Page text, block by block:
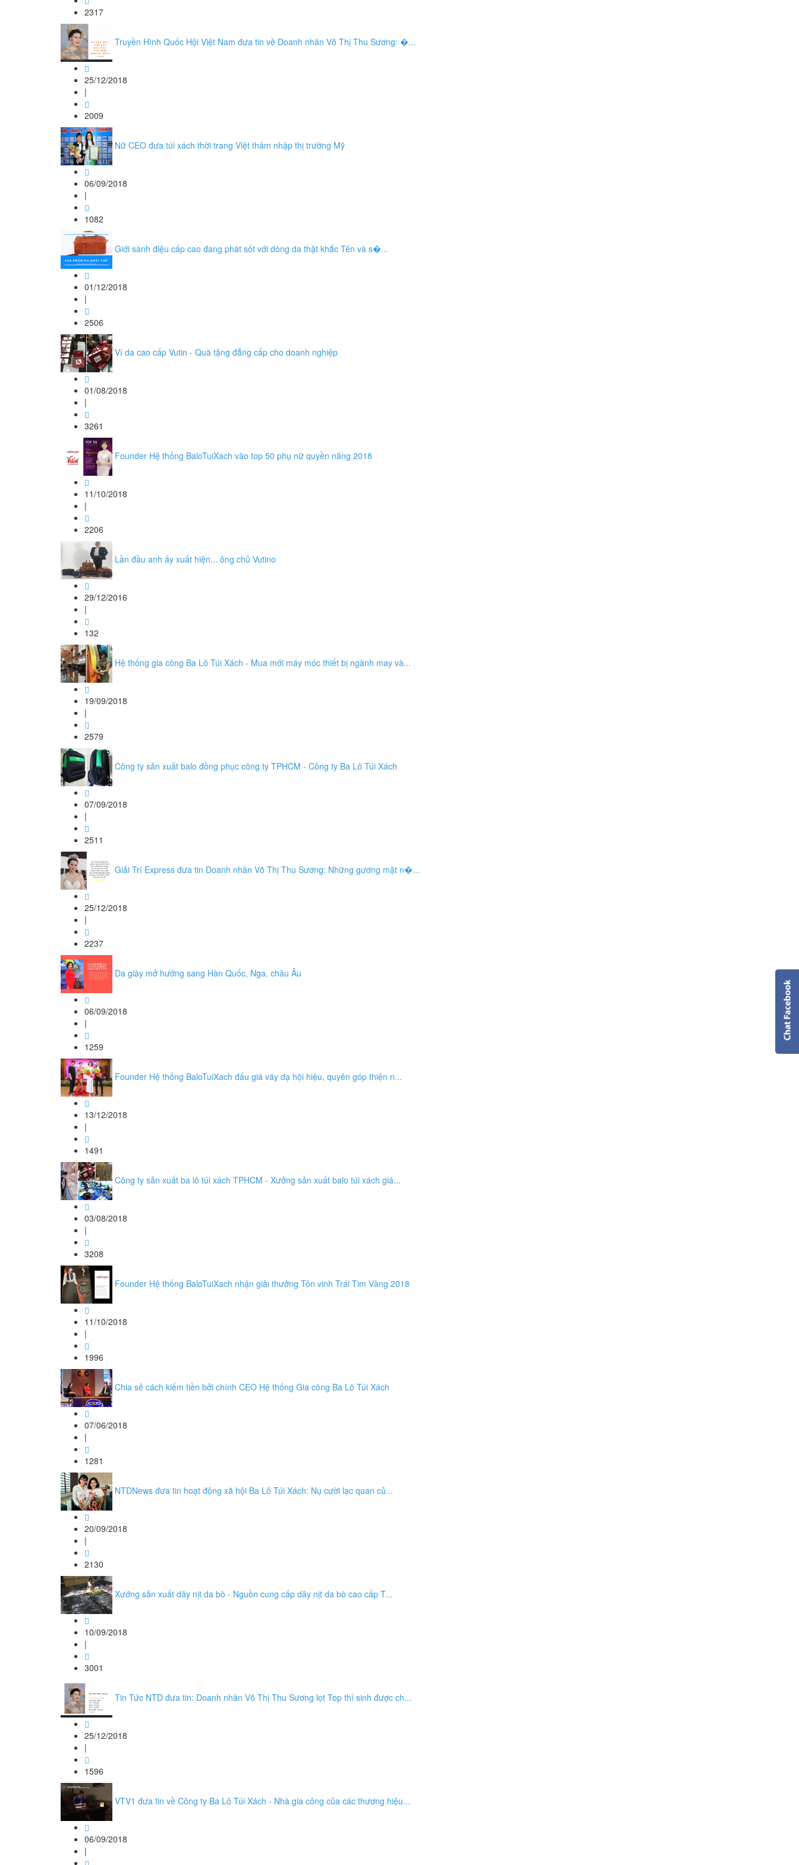
2317
Truyền Hình Quốc Hội Việt Nam đưa tin về Doanh nhân Võ Thị Thu Sương: �...
25/12/2018
|
2009
Nữ CEO đưa túi xách thời trang Việt thâm nhập thị trường Mỹ
06/09/2018
|
1082
Giới sành điệu cấp cao đang phát sốt với dòng da thật khắc Tên và s�...
01/12/2018
|
2506
Ví da cao cấp Vutin - Quà tặng đẳng cấp cho doanh nghiệp
01/08/2018
|
3261
Founder Hệ thống BaloTuiXach vào top 50 phụ nữ quyền năng 2018
11/10/2018
|
2206
Lần đầu anh ấy xuất hiện... ông chủ Vutino
29/12/2016
|
132
Hệ thống gia công Ba Lô Túi Xách - Mua mới máy móc thiết bị ngành may và...
19/09/2018
|
2579
Công ty sản xuất balo đồng phục công ty TPHCM - Công ty Ba Lô Túi Xách
07/09/2018
|
2511
Giải Trí Express đưa tin Doanh nhân Võ Thị Thu Sương: Những gương mặt n�...
25/12/2018
|
2237
Da giày mở hướng sang Hàn Quốc, Nga, châu Âu
06/09/2018
|
1259
Founder Hệ thống BaloTuiXach đấu giá váy dạ hội hiệu, quyên góp thiện n...
13/12/2018
|
1491
Công ty sản xuất ba lô túi xách TPHCM - Xưởng sản xuất balo túi xách giá...
03/08/2018
|
3208
Founder Hệ thống BaloTuiXach nhận giải thưởng Tôn vinh Trái Tim Vàng 2018
11/10/2018
|
1996
Chia sẻ cách kiếm tiền bởi chính CEO Hệ thống Gia công Ba Lô Túi Xách
07/06/2018
|
1281
NTDNews đưa tin hoạt động xã hội Ba Lô Túi Xách: Nụ cười lạc quan củ...
20/09/2018
|
2130
Xướng sản xuất dây nịt da bò - Nguồn cung cấp dây nịt da bò cao cấp T...
10/09/2018
|
3001
Tin Tức NTD đưa tin: Doanh nhân Võ Thị Thu Sương lọt Top thí sinh được ch...
25/12/2018
|
1596
VTV1 đưa tin về Công ty Ba Lô Túi Xách - Nhà gia công của các thương hiệu...
06/09/2018
|